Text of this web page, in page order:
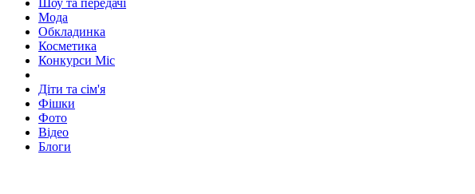
Шоу та передачі
Мода
Обкладинка
Косметика
Конкурси Міс
Діти та сім'я
Фішки
Фото
Відео
Блоги